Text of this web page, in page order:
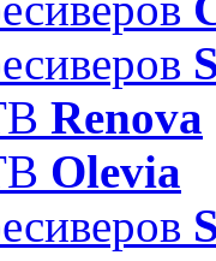
Renova
Olevia